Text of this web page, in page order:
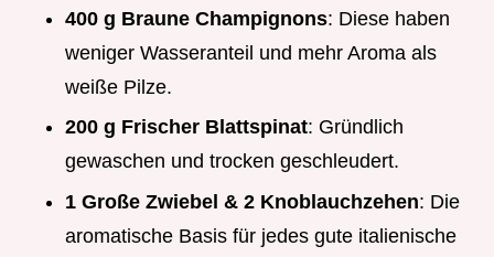
400 g Braune Champignons: Diese haben
weniger Wasseranteil und mehr Aroma als
weiße Pilze.
200 g Frischer Blattspinat: Gründlich
gewaschen und trocken geschleudert.
1 Große Zwiebel & 2 Knoblauchzehen: Die
aromatische Basis für jedes gute italienische